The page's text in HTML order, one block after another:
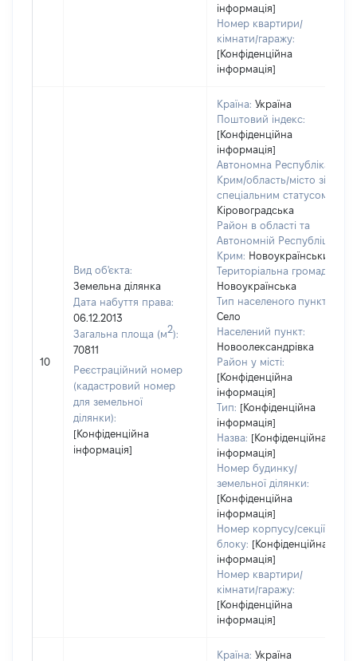
інформація]
Номер квартири/
кімнати/гаражу:
[Конфіденційна
інформація]
10
Вид об'єкта:
Земельна ділянка
Дата набуття права:
06.12.2013
Загальна площа (м2):
70811
Реєстраційний номер
(кадастровий номер
для земельної
ділянки):
[Конфіденційна
інформація]
Країна: Україна
Поштовий індекс:
[Конфіденційна
інформація]
Автономна Республіка
Крим/область/місто зі
спеціальним статусом:
Кіровоградська
Район в області та
Автономній Республіці
Крим: Новоукраїнський
Територіальна громада:
Новоукраїнська
Тип населеного пункту:
Село
Населений пункт:
Новоолександрівка
Район у місті:
[Конфіденційна
інформація]
Тип: [Конфіденційна
інформація]
Назва: [Конфіденційна
інформація]
Номер будинку/
земельної ділянки:
[Конфіденційна
інформація]
Номер корпусу/секції/
блоку: [Конфіденційна
інформація]
Номер квартири/
кімнати/гаражу:
[Конфіденційна
інформація]
Країна: Україна